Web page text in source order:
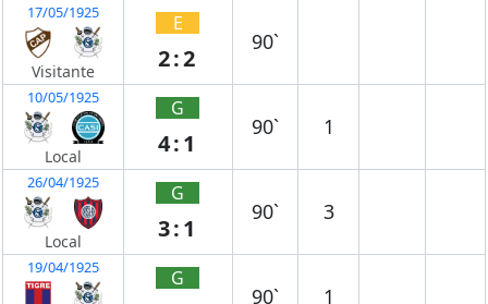
17/05/1925
Visitante
E
2:2
90`
10/05/1925
Local
G
4:1
90` 1
26/04/1925
Local
G
3:1
90` 3
19/04/1925 G
90` 1